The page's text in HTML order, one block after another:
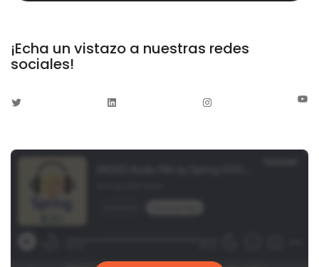
¡Echa un vistazo a nuestras redes
sociales!